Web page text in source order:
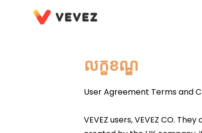
លក្ខខណ្ឌ